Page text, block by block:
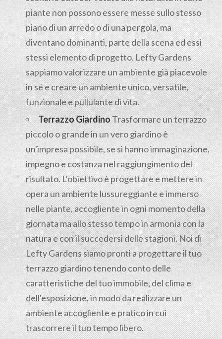
piante non possono essere messe sullo stesso
piano di un arredo o di una pergola, ma
diventano dominanti, parte della scena ed essi
stessi elemento di progetto. Lefty Gardens
sappiamo valorizzare un ambiente già piacevole
in sé e creare un ambiente unico, versatile,
funzionale e pullulante di vita.
Terrazzo GiardinoTrasformare un terrazzo
piccolo o grande in un vero giardino è
un'impresa possibile, se si hanno immaginazione,
impegno e costanza nel raggiungimento del
risultato. L’obiettivo è progettare e mettere in
opera un ambiente lussureggiante e immerso
nelle piante, accogliente in ogni momento della
giornata ma allo stesso tempo in armonia con la
natura e con il succedersi delle stagioni. Noi di
Lefty Gardens siamo pronti a progettare il tuo
terrazzo giardino tenendo conto delle
caratteristiche del tuo immobile, del clima e
dell'esposizione, in modo da realizzare un
ambiente accogliente e pratico in cui
trascorrere il tuo tempo libero.